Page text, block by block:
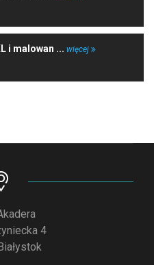
i malowan ... więcej
4